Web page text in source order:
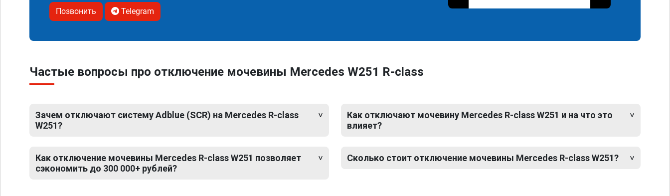
Позвонить Telegram
Частые вопросы про отключение мочевины Mercedes W251 R-class
Зачем отключают систему Adblue (SCR) на Mercedes R-class
W251?
Как отключение мочевины Mercedes R-class W251 позволяет
сэкономить до 300 000+ рублей?
Как отключают мочевину Mercedes R-class W251 и на что это
влияет?
Сколько стоит отключение мочевины Mercedes R-class W251?